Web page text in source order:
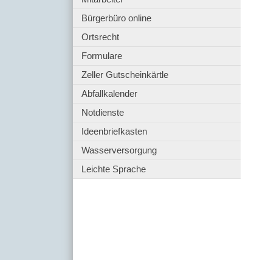
Bürgerbüro online
Ortsrecht
Formulare
Zeller Gutscheinkärtle
Abfallkalender
Notdienste
Ideenbriefkasten
Wasserversorgung
Leichte Sprache